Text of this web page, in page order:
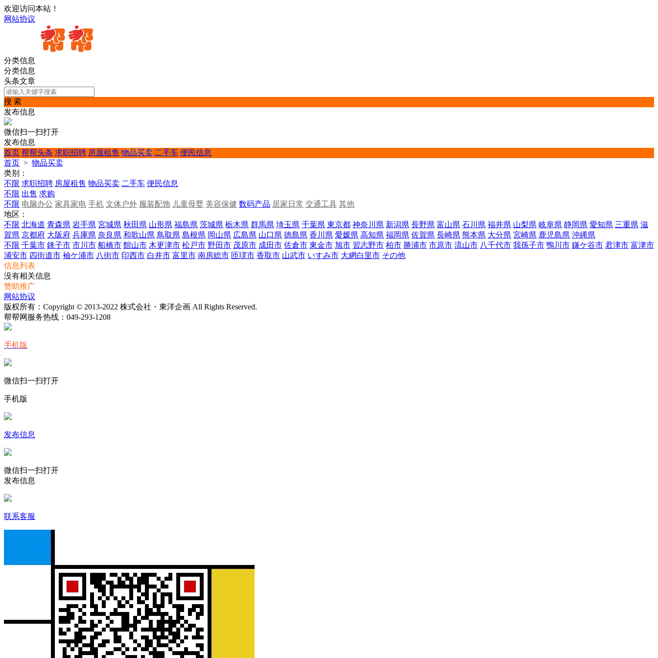
欢迎访问本站！
网站协议
分类信息
分类信息
头条文章
搜 索
发布信息
微信扫一扫打开
发布信息
首页 帮帮头条 求职招聘 房屋租售 物品买卖 二手车 便民信息
首页 > 物品买卖
类别：
不限 求职招聘 房屋租售 物品买卖 二手车 便民信息
不限 出售 求购
不限 电脑办公 家具家电 手机 文体户外 服装配饰 儿童母婴 美容保健 数码产品 居家日常 交通工具 其他
地区：
不限 北海道 青森県 岩手県 宮城県 秋田県 山形県 福島県 茨城県 栃木県 群馬県 埼玉県 千葉県 東京都 神奈川県 新潟県 長野県 富山県 石川県 福井県 山梨県 岐阜県 静岡県 愛知県 三重県 滋
賀県 京都府 大阪府 兵庫県 奈良県 和歌山県 鳥取県 島根県 岡山県 広島県 山口県 徳島県 香川県 愛媛県 高知県 福岡県 佐賀県 長崎県 熊本県 大分県 宮崎県 鹿児島県 沖縄県
不限 千葉市 銚子市 市川市 船橋市 館山市 木更津市 松戸市 野田市 茂原市 成田市 佐倉市 東金市 旭市 習志野市 柏市 勝浦市 市原市 流山市 八千代市 我孫子市 鴨川市 鎌ケ谷市 君津市 富津市
浦安市 四街道市 袖ケ浦市 八街市 印西市 白井市 富里市 南房総市 匝瑳市 香取市 山武市 いすみ市 大網白里市 その他
信息列表
没有相关信息
赞助推广
网站协议
版权所有：Copyright © 2013-2022 株式会社・東洋企画 All Rights Reserved.
帮帮网服务热线： 049-293-1208
手机版
微信扫一扫打开
手机版
发布信息
微信扫一扫打开
发布信息
联系客服